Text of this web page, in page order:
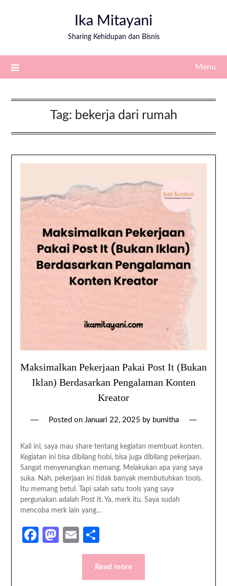
Ika Mitayani
Sharing Kehidupan dan Bisnis
Menu
Tag: bekerja dari rumah
Maksimalkan Pekerjaan Pakai Post It (Bukan
Iklan) Berdasarkan Pengalaman Konten
Kreator
Posted on Januari 22, 2025 by bumitha
Kali ini, saya mau share tentang kegiatan membuat konten.
Kegiatan ini bisa dibilang hobi, bisa juga dibilang pekerjaan.
Sangat menyenangkan memang. Melakukan apa yang saya
suka. Nah, pekerjaan ini tidak banyak membutuhkan tools.
Itu memang betul. Tapi salah satu tools yang saya
pergunakan adalah Post It. Ya, merk itu. Saya sudah
mencoba merk lain yang…
Facebook
Mastodon
Email
Read more